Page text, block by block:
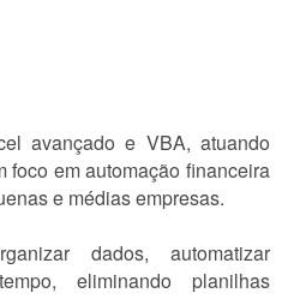
avançado e VBA, atuando
foco em automação financeira
e médias empresas.
dados, automatizar
eliminando planilhas